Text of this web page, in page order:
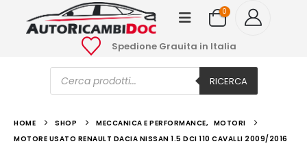
0
Spedione Grauita in Italia
Ricerca
prodotti RICERCA
HOME SHOP MECCANICA E PERFORMANCE, MOTORI
MOTORE USATO RENAULT DACIA NISSAN 1.5 DCI 110 CAVALLI 2009/2016